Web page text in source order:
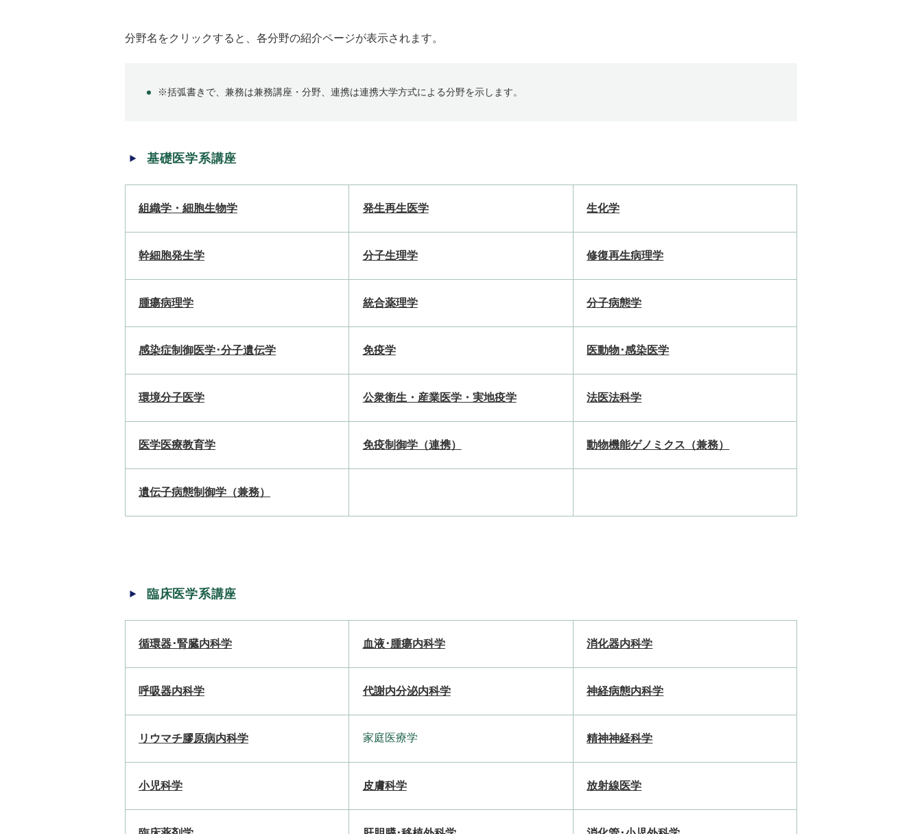
分野名をクリックすると、各分野の紹介ページが表示されます。
※括弧書きで、兼務は兼務講座・分野、連携は連携大学方式による分野を示します。
基礎医学系講座
組織学・細胞生物学 発生再生医学 生化学
幹細胞発生学 分子生理学 修復再生病理学
腫瘍病理学 統合薬理学 分子病態学
感染症制御医学･分子遺伝学 免疫学 医動物･感染医学
環境分子医学 公衆衛生・産業医学・実地疫学 法医法科学
医学医療教育学 免疫制御学（連携） 動物機能ゲノミクス（兼務）
遺伝子病態制御学（兼務）
臨床医学系講座
循環器･腎臓内科学 血液･腫瘍内科学 消化器内科学
呼吸器内科学 代謝内分泌内科学 神経病態内科学
リウマチ膠原病内科学 家庭医療学 精神神経科学
小児科学 皮膚科学 放射線医学